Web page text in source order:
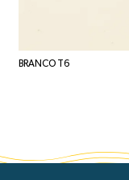
BRANCO T6